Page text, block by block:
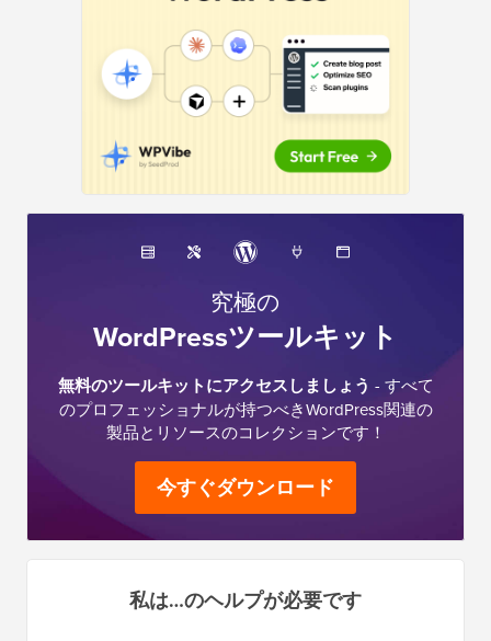
究極の
WordPressツールキット
無料のツールキットにアクセスしましょう - すべて
のプロフェッショナルが持つべきWordPress関連の
製品とリソースのコレクションです！
今すぐダウンロード
私は…のヘルプが必要です